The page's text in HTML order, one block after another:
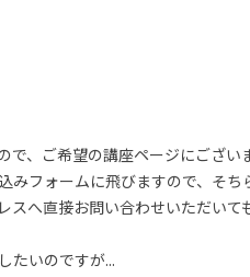
で、ご希望の講座ページにござ
みフォームに飛びますので、そ
へ直接お問い合わせいただいて
たいのですが...